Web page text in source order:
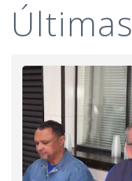
Últimas